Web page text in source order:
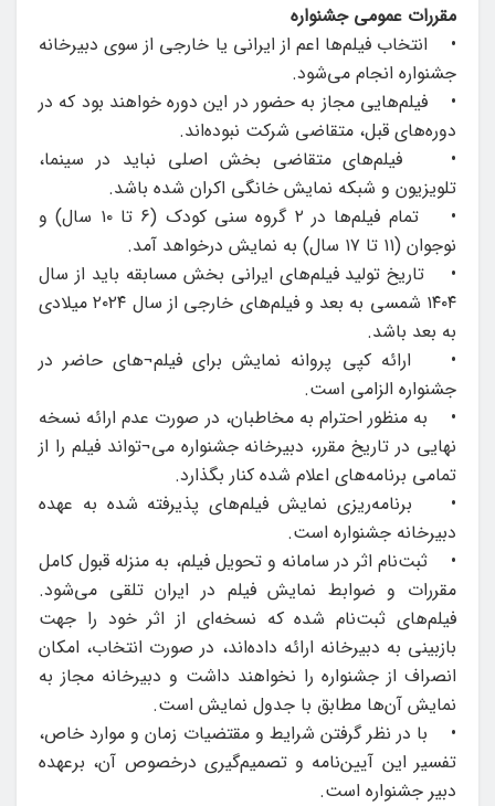
مقررات عمومی جشنواره
• انتخاب فیلم‌ها اعم از ایرانی یا خارجی از سوی دبیرخانه
جشنواره انجام می‌شود.
• فیلم‌هایی مجاز به حضور در این دوره خواهند بود که در
دوره‌های قبل، متقاضی شرکت نبوده‌اند.
• فیلم‌های متقاضی بخش اصلی نباید در سینما،
تلویزیون و شبکه نمایش خانگی اکران شده باشد.
• تمام فیلم‌ها در ۲ گروه سنی کودک (۶ تا ۱۰ سال) و
نوجوان (۱۱ تا ۱۷ سال) به نمایش درخواهد آمد.
• تاریخ تولید فیلم‌های ایرانی بخش مسابقه باید از سال
۱۴۰۴ شمسی به بعد و فیلم‌های خارجی از سال ۲۰۲۴ میلادی
به بعد باشد.
• ارائه کپی پروانه نمایش برای فیلم¬های حاضر در
جشنواره الزامی است.
• به منظور احترام به مخاطبان، در صورت عدم ارائه نسخه
نهایی در تاریخ مقرر، دبیرخانه جشنواره می¬تواند فیلم را از
تمامی برنامه‌های اعلام شده کنار بگذارد.
• برنامه‌ریزی نمایش فیلم‌های پذیرفته شده به عهده
دبیرخانه جشنواره است.
• ثبت‌نام اثر در سامانه و تحویل فیلم، به منزله قبول کامل
مقررات و ضوابط نمایش فیلم در ایران تلقی می‌شود.
فیلم‌های ثبت‌نام شده که نسخه‌ای از اثر خود را جهت
بازبینی به دبیرخانه ارائه داده‌اند، در صورت انتخاب، امکان
انصراف از جشنواره را نخواهند داشت و دبیرخانه مجاز به
نمایش آن‌ها مطابق با جدول نمایش است.
• با در نظر گرفتن شرایط و مقتضیات زمان و موارد خاص،
تفسیر این آیین‌نامه و تصمیم‌گیری درخصوص آن، برعهده
دبیر جشنواره است.